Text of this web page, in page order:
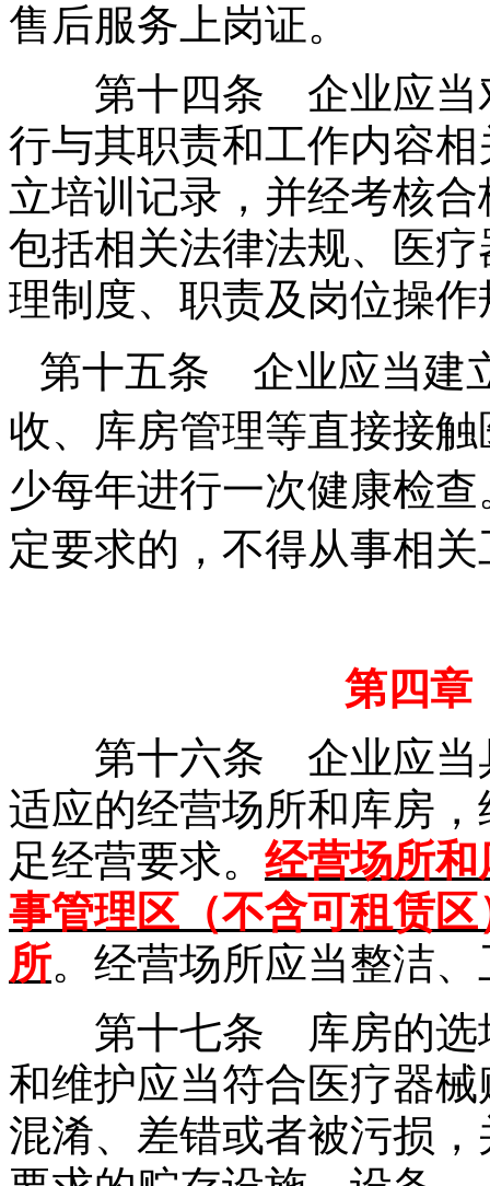
售后服务上岗证。
第十四条 企业应当对
行与其职责和工作内容
立培训记录，并经考核
包括相关法律法规、医
理制度、职责及岗位操
第十五条 企业应当建
收、库房管理等直接接
少每年进行一次健康检
定要求的，不得从事相
第四
第十六条 企业应当
适应的经营场所和库房
足经营要求。 经营场所
事管理区（不含可租赁
所。经营场所应当整洁
第十七条 库房的选址
和维护应当符合医疗器
混淆、差错或者被污损